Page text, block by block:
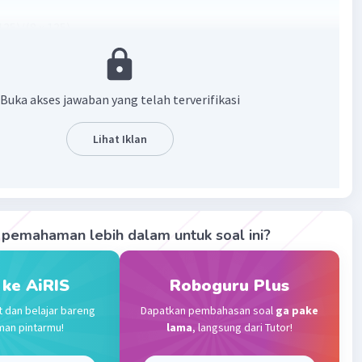
· 0.0(0) Balas
Iklan
^^
Buka akses jawaban yang telah terverifikasi
Lihat Iklan
lebih dalam untuk soal ini?
AiRIS
dan belajar bareng
pintarmu!
Roboguru Plus
Dapatkan pembahasan soal ga pake
lama, langsung dari Tutor!